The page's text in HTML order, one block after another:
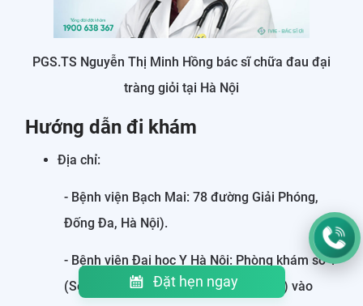
Đặt hẹn ngay
PGS.TS Nguyễn Thị Minh Hồng bác sĩ chữa đau đại
tràng giỏi tại Hà Nội
Hướng dẫn đi khám
Địa chỉ:
- Bệnh viện Bạch Mai: 78 đường Giải Phóng,
Đống Đa, Hà Nội).
- Bệnh viện Đại học Y Hà Nội: Phòng khám số 1
(Số 1 Tôn Thất Tùng, Đống Đa, Hà Nội) vào